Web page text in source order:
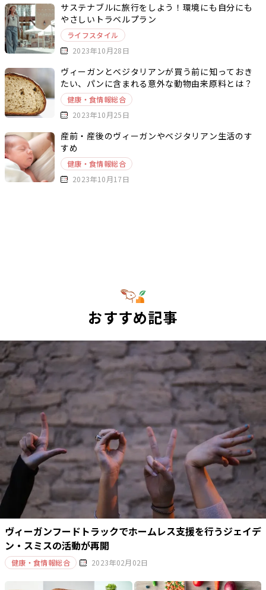
サステナブルに旅行をしよう！環境にも自分にも
やさしいトラベルプラン
ライフスタイル
2023年10月28日
ヴィーガンとベジタリアンが買う前に知っておき
たい、パンに含まれる意外な動物由来原料とは？
健康・食情報総合
2023年10月25日
産前・産後のヴィーガンやベジタリアン生活のす
すめ
健康・食情報総合
2023年10月17日
おすすめ記事
ヴィーガンフードトラックでホームレス支援を行うジェイデ
ン・スミスの活動が再開
健康・食情報総合 2023年02月02日